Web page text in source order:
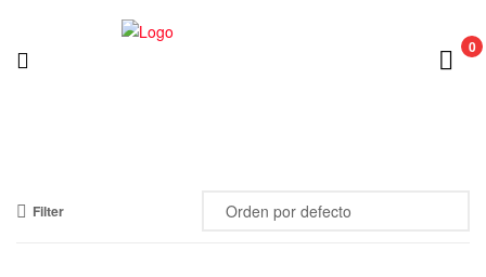
0
Filter